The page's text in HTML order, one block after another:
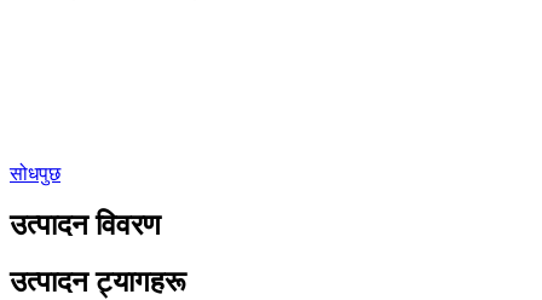
सोधपुछ
उत्पादन विवरण
उत्पादन ट्यागहरू